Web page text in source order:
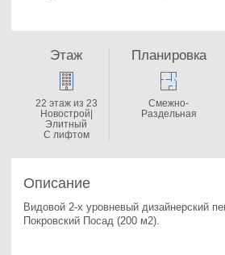
Описание
Видовой 2-х уровневый дизайнерский
Покровский Посад (200 м2).
Этаж
22 этаж из 23
Новострой|
Элитный
С лифтом
Планировка
Смежно-
Раздельная